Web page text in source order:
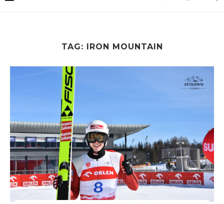
TAG: IRON MOUNTAIN